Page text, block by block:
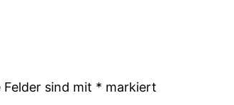
sind mit * markiert